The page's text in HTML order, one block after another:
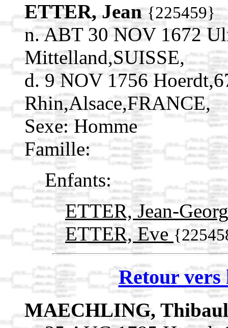
ETTER, Jean{225459}
n. ABT 30 NOV 1672
Mittelland,SUISSE,
d. 9 NOV 1756
Rhin,Alsace,FRANCE,
Sexe: Homme
Famille:
Enfants:
ETTER, Jean-
ETTER, Eve
Retour vers
MAECHLING,